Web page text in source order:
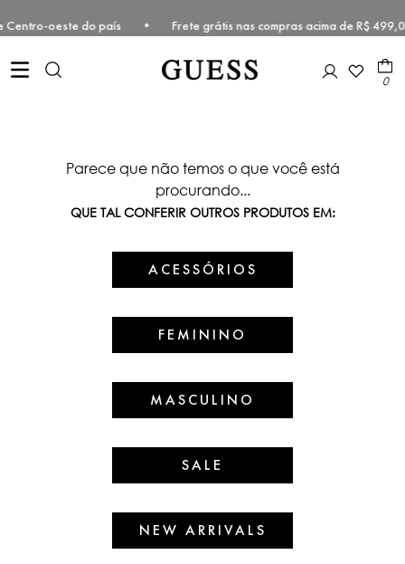
e Centro-oeste do país • Frete grátis nas compras acima de
0
Parece que não temos o que você está
procurando...
QUE TAL CONFERIR OUTROS PRODUTOS EM:
ACESSÓRIOS
FEMININO
MASCULINO
SALE
NEW ARRIVALS